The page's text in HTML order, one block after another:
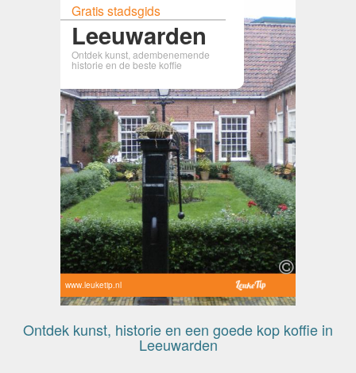
Gratis stadsgids
Leeuwarden
Ontdek kunst, adembenemende
historie en de beste koffie
www.leuketip.nl
Ontdek kunst, historie en een goede kop koffie in
Leeuwarden